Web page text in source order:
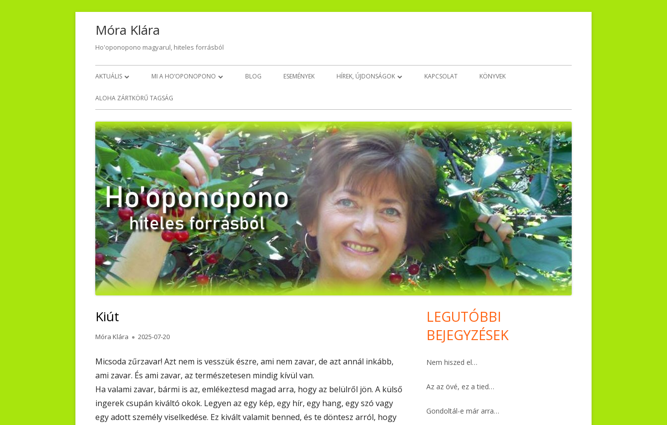
Móra Klára
Ho'oponopono magyarul, hiteles forrásból
Primary
Menu
AKTUÁLIS
NAPI HÁLA
MI A HO’OPONOPONO
VISSZAJELZÉSEK – TŐLETEK
BLOG ESEMÉNYEK HÍREK, ÚJDONSÁGOK
BELSŐ GYERMEK DÉDELGETŐ ÚJ!
ALUDJ JÓL!
EZT NYISD KI, HA…
EGÉSZSÉGEDRE!
ELENGEDÉS
HÁLA MINDENÉRT. KOMOLYAN.
FELEMELŐ
PÉNZTÁRCA
MEGBOCSÁTÁS
MIÉRT ÉPPEN ÉN?
KAPCSOLAT KÖNYVEK
ALOHA ZÁRTKÖRŰ TAGSÁG
Kiút
Author
Móra Klára
Published
2025-07-20
Micsoda zűrzavar! Azt nem is vesszük észre, ami nem zavar, de azt annál inkább,
ami zavar. És ami zavar, az természetesen mindig kívül van.
Ha valami zavar, bármi is az, emlékeztesd magad arra, hogy az belülről jön. A külső
ingerek csupán kiváltó okok. Legyen az egy kép, egy hír, egy hang, egy szó vagy
egy adott személy viselkedése. Ez kivált valamit benned, és te döntesz arról, hogy
Main
Sidebar
LEGUTÓBBI
BEJEGYZÉSEK
Nem hiszed el…
Az az övé, ez a tied…
Gondoltál-e már arra…